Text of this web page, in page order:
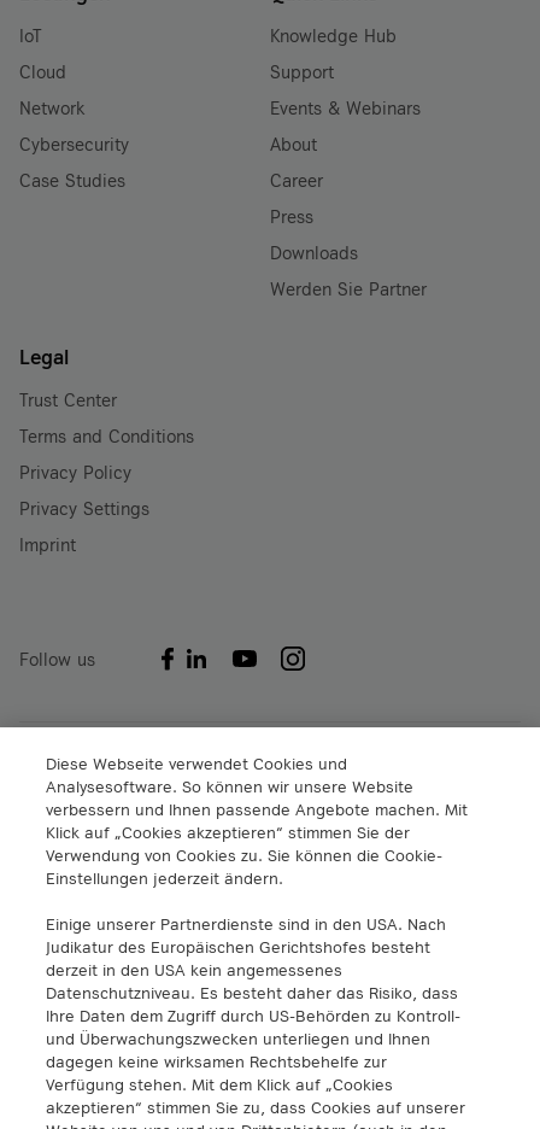
IoT
Cloud
Network
Cybersecurity
Case Studies
Knowledge Hub
Support
Events & Webinars
About
Career
Press
Downloads
Werden Sie Partner
Legal
Trust Center
Terms and Conditions
Privacy Policy
Privacy Settings
Imprint
Follow us
A1 Digital International GmbH & Co KG
Lassallestraße 9
1020 Wien
info@a1.digital
+43 5 06640
A1 Digital Spain S.L.
Calle Federico Salmón 13
28016 Madrid, España
info@a1.digital
A1 Digital Deutschland GmbH
Kustermannpark
Diese Webseite verwendet Cookies und
Analysesoftware. So können wir unsere Website
verbessern und Ihnen passende Angebote machen. Mit
Klick auf „Cookies akzeptieren“ stimmen Sie der
Verwendung von Cookies zu. Sie können die Cookie-
Einstellungen jederzeit ändern.
Einige unserer Partnerdienste sind in den USA. Nach
Judikatur des Europäischen Gerichtshofes besteht
derzeit in den USA kein angemessenes
Datenschutzniveau. Es besteht daher das Risiko, dass
Ihre Daten dem Zugriff durch US-Behörden zu Kontroll-
und Überwachungszwecken unterliegen und Ihnen
dagegen keine wirksamen Rechtsbehelfe zur
Verfügung stehen. Mit dem Klick auf „Cookies
akzeptieren“ stimmen Sie zu, dass Cookies auf unserer